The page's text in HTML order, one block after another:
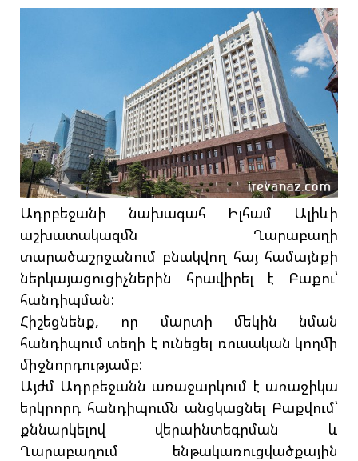
Ադրբեջանի նախագահ Իլհամ Ալիևի
աշխատակազմն Ղարաբաղի
տարածաշրջանում բնակվող հայ համայնքի
ներկայացուցիչներին հրավիրել է Բաքու՝
հանդիպման:
Հիշեցնենք, որ մարտի մեկին նման
հանդիպում տեղի է ունեցել ռուսական կողմի
միջնորդությամբ:
Այժմ Ադրբեջանն առաջարկում է առաջիկա
երկրորդ հանդիպումն անցկացնել Բաքվում՝
քննարկելով վերաինտեգրման և
Ղարաբաղում ենթակառուցվածքային